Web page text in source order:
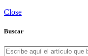
Close
Buscar